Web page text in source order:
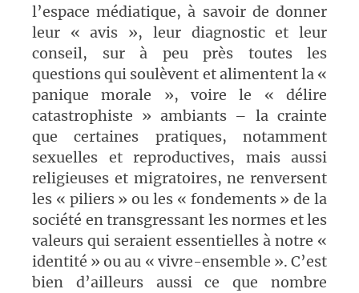
l’espace médiatique, à savoir de donner
leur « avis », leur diagnostic et leur
conseil, sur à peu près toutes les
questions qui soulèvent et alimentent la «
panique morale », voire le « délire
catastrophiste » ambiants – la crainte
que certaines pratiques, notamment
sexuelles et reproductives, mais aussi
religieuses et migratoires, ne renversent
les « piliers » ou les « fondements » de la
société en transgressant les normes et les
valeurs qui seraient essentielles à notre «
identité » ou au « vivre-ensemble ». C’est
bien d’ailleurs aussi ce que nombre